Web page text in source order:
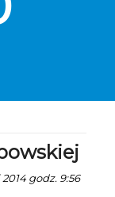
godz. 9:56